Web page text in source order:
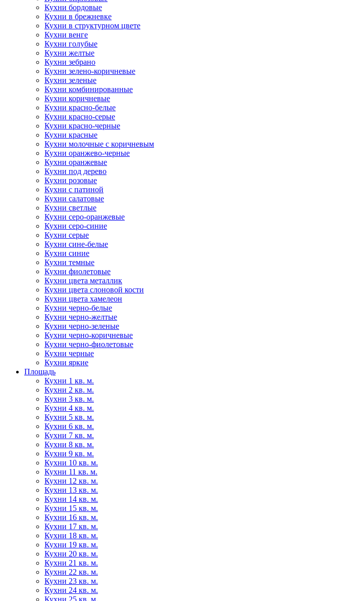
Кухни бордовые
Кухни в брежневке
Кухни в структурном цвете
Кухни венге
Кухни голубые
Кухни желтые
Кухни зебрано
Кухни зелено-коричневые
Кухни зеленые
Кухни комбинированные
Кухни коричневые
Кухни красно-белые
Кухни красно-серые
Кухни красно-черные
Кухни красные
Кухни молочные с коричневым
Кухни оранжево-черные
Кухни оранжевые
Кухни под дерево
Кухни розовые
Кухни с патиной
Кухни салатовые
Кухни светлые
Кухни серо-оранжевые
Кухни серо-синие
Кухни серые
Кухни сине-белые
Кухни синие
Кухни темные
Кухни фиолетовые
Кухни цвета металлик
Кухни цвета слоновой кости
Кухни цвета хамелеон
Кухни черно-белые
Кухни черно-желтые
Кухни черно-зеленые
Кухни черно-коричневые
Кухни черно-фиолетовые
Кухни черные
Кухни яркие
Площадь
Кухни 1 кв. м.
Кухни 2 кв. м.
Кухни 3 кв. м.
Кухни 4 кв. м.
Кухни 5 кв. м.
Кухни 6 кв. м.
Кухни 7 кв. м.
Кухни 8 кв. м.
Кухни 9 кв. м.
Кухни 10 кв. м.
Кухни 11 кв. м.
Кухни 12 кв. м.
Кухни 13 кв. м.
Кухни 14 кв. м.
Кухни 15 кв. м.
Кухни 16 кв. м.
Кухни 17 кв. м.
Кухни 18 кв. м.
Кухни 19 кв. м.
Кухни 20 кв. м.
Кухни 21 кв. м.
Кухни 22 кв. м.
Кухни 23 кв. м.
Кухни 24 кв. м.
Кухни 25 кв. м.